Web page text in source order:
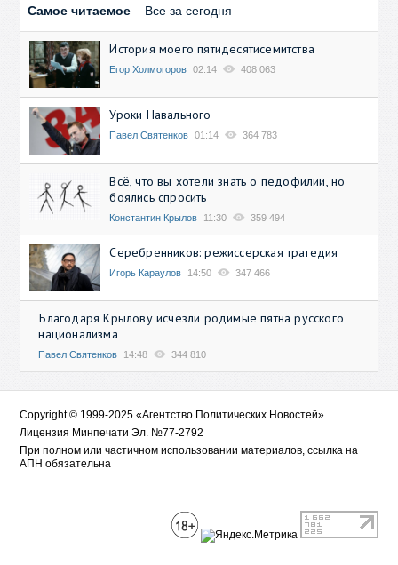
Самое читаемое Все за сегодня
История моего пятидесятисемитства
Егор Холмогоров 02:14 408 063
Уроки Навального
Павел Святенков 01:14 364 783
Всё, что вы хотели знать о педофилии, но
боялись спросить
Константин Крылов 11:30 359 494
Серебренников: режиссерская трагедия
Игорь Караулов 14:50 347 466
Благодаря Крылову исчезли родимые пятна русского
национализма
Павел Святенков 14:48 344 810
Copyright © 1999-2025 «Агентство Политических Новостей»
Лицензия Минпечати Эл. №77-2792
При полном или частичном использовании материалов, ссылка на
АПН обязательна